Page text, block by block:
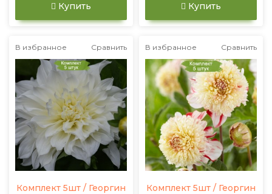
Купить Купить
В избранное Сравнить
Комплект 5шт / Георгин
В избранное Сравнить
Комплект 5шт / Георгин